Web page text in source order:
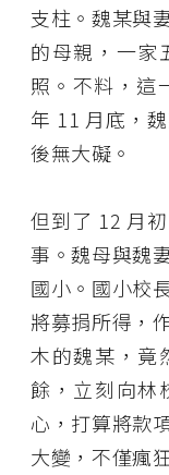
支柱。魏某與
的母親，一家
照。不料，這
年 11 月底，
後無大礙。
但到了 12 月
事。魏母與魏
國小。國小校
將募捐所得，
木的魏某，竟
餘，立刻向林
心，打算將款
大變，不僅瘋